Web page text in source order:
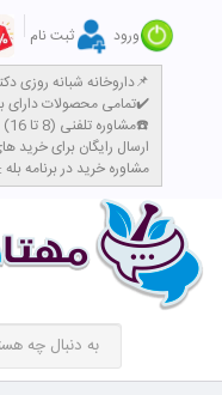
ورود ثبت نام
داروخانه شبانه روزی دکتر رویا میرنظامی📌
تمامی محصولات دارای برچسب اصالت کالا و سیب سلامت میباشند✔️
مشاوره تلفنی (8 تا 16) : 02165389693☎️
​ارسال رایگان برای خرید های بالای 4 میلیون
مشاوره خرید در برنامه بله :